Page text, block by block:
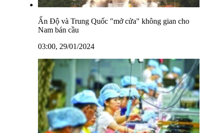
Ấn Độ và Trung Quốc "mở cửa" không gian cho
Nam bán cầu
03:00, 29/01/2024